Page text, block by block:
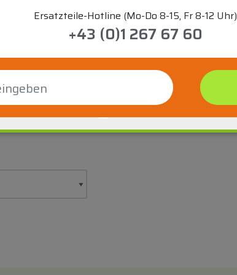
Ersatzteile-Hotline (Mo-Do 8-15, Fr 8-12 Uhr)
+43 (0)1 267 67 60